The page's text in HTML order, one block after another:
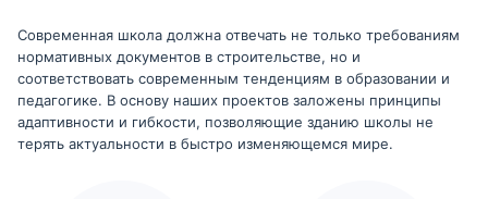
Современная школа должна отвечать не только требованиям
нормативных документов в строительстве, но и
соответствовать современным тенденциям в образовании и
педагогике. В основу наших проектов заложены принципы
адаптивности и гибкости, позволяющие зданию школы не
терять актуальности в быстро изменяющемся мире.